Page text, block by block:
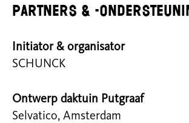
partners & -
Initiator & organisator
SCHUNCK
Ontwerp daktuin Putgraaf
Selvatico, Amsterdam